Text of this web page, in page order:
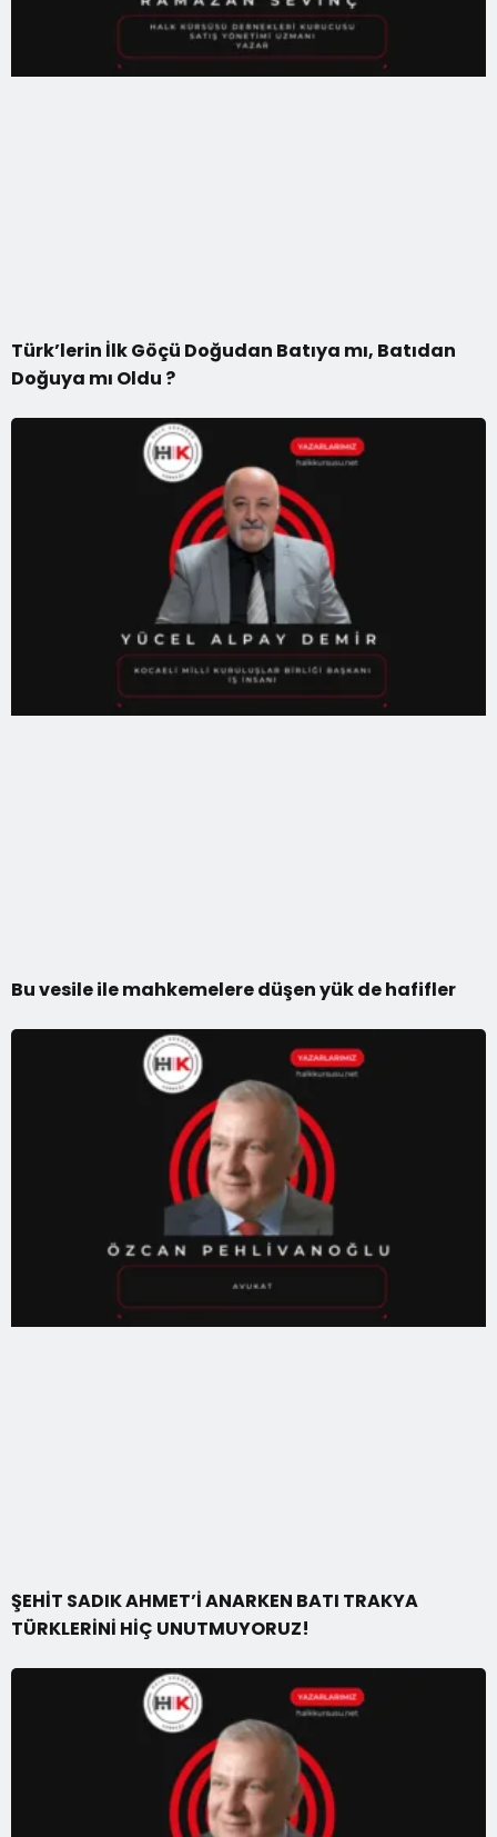
Türk’lerin İlk Göçü Doğudan Batıya mı, Batıdan
Doğuya mı Oldu ?
Bu vesile ile mahkemelere düşen yük de hafifler
ŞEHİT SADIK AHMET’İ ANARKEN BATI TRAKYA
TÜRKLERİNİ HİÇ UNUTMUYORUZ!